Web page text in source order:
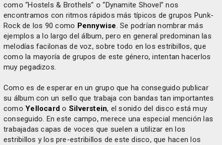
como “Hostels & Brothels” o “Dynamite Shovel” nos
encontramos con ritmos rápidos más típicos de grupos Punk-
Rock de los 90 como Pennywise. Se podrían nombrar más
ejemplos a lo largo del álbum, pero en general predominan las
melodías facilonas de voz, sobre todo en los estribillos, que
como la mayoría de grupos de este género, intentan hacerlos
muy pegadizos.
Como es de esperar en un grupo que ha conseguido publicar
su álbum con un sello que trabaja con bandas tan importantes
comoYellocard o Silverstein, el sonido del disco está muy
conseguido. En este campo, merece una especial mención las
trabajadas capas de voces que suelen a utilizar en los
estribillos y los pre-estribillos de este disco, que hacen los